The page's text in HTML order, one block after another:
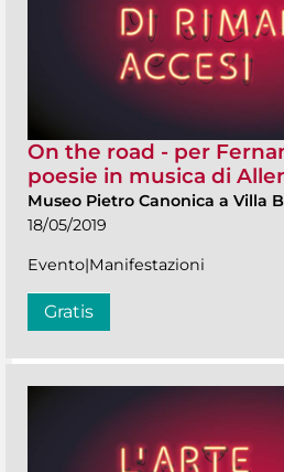
On the road - per
poesie in musica di
Museo Pietro Canonica a Villa
18/05/2019
Evento|Manifestazioni
Gratis